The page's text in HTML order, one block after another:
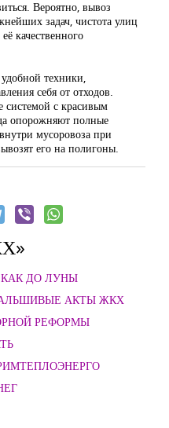
Вероятно, вывоз
задач, чистота улиц
качественного
техники,
себя от отходов.
с красивым
опорожняют полные
мусоровоза при
его на полигоны.
ДО ЛУНЫ
АКТЫ ЖКХ
РЕФОРМЫ